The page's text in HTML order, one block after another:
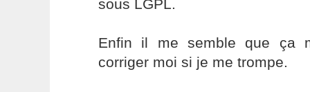
sous LGPL.
Enfin il me semble que ça
corriger moi si je me trompe.